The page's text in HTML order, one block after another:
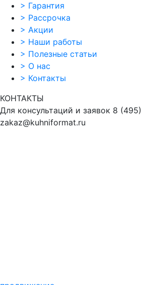
> Гарантия
> Рассрочка
> Акции
> Наши работы
> Полезные статьи
> О нас
> Контакты
КОНТАКТЫ
Для консультаций и заявок 8 (495)
zakaz@kuhniformat.ru